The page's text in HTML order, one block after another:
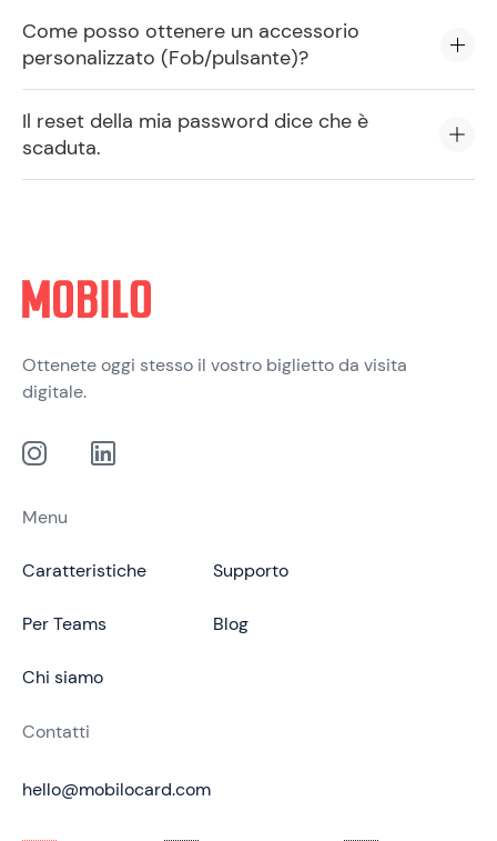
Come posso ottenere un accessorio
personalizzato (Fob/pulsante)?
Il reset della mia password dice che è
scaduta.
Ottenete oggi stesso il vostro biglietto da visita
digitale.
Menu
Caratteristiche
Per Teams
Chi siamo
Supporto
Blog
Contatti
hello@mobilocard.com